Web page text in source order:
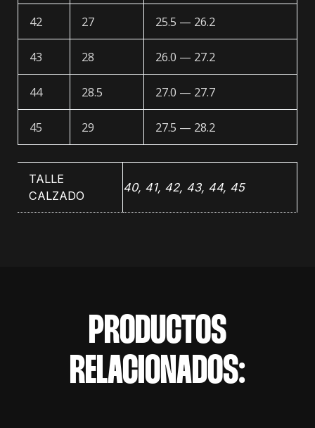
42 27 25.5 — 26.2
43 28 26.0 — 27.2
44 28.5 27.0 — 27.7
45 29 27.5 — 28.2
TALLE
CALZADO
40, 41, 42, 43, 44, 45
PRODUCTOS
RELACIONADOS: